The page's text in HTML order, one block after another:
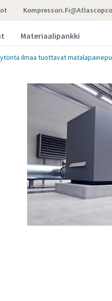
Materiaalipankki
ilmaa tuottavat